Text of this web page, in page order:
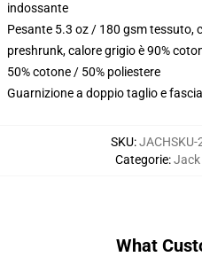
indossante
Pesante 5.3 oz / 180 gsm tessuto,
preshrunk, calore grigio è 90%
50% cotone / 50% poliestere
Guarnizione a doppio taglio e
SKU:JACHSKU-
Categorie:Jack
What